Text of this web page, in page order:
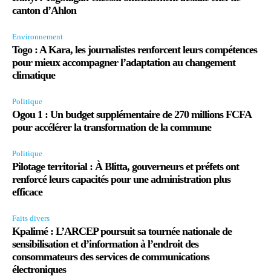
canton d’Ahlon
Environnement
Togo : A Kara, les journalistes renforcent leurs compétences
pour mieux accompagner l’adaptation au changement
climatique
Politique
Ogou 1 : Un budget supplémentaire de 270 millions FCFA
pour accélérer la transformation de la commune
Politique
Pilotage territorial : À Blitta, gouverneurs et préfets ont
renforcé leurs capacités pour une administration plus
efficace
Faits divers
Kpalimé : L’ARCEP poursuit sa tournée nationale de
sensibilisation et d’information à l’endroit des
consommateurs des services de communications
électroniques